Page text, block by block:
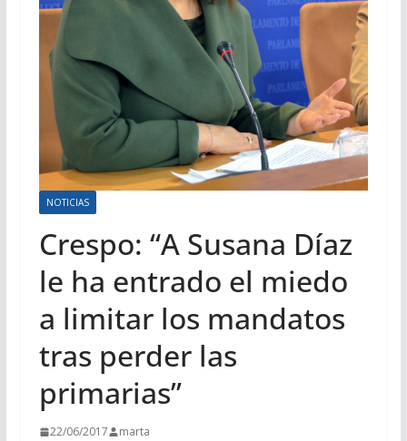
NOTICIAS
Crespo: “A Susana Díaz
le ha entrado el miedo
a limitar los mandatos
tras perder las
primarias”
22/06/2017 marta